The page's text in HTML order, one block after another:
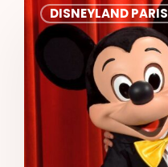
DISNEYLAND PARIS
Disneyland®
Paris
met
DiscoverTheMagic.nl